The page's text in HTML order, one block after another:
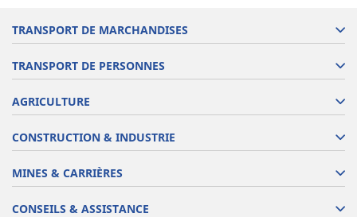
TRANSPORT DE MARCHANDISES
TRANSPORT DE PERSONNES
AGRICULTURE
CONSTRUCTION & INDUSTRIE
MINES & CARRIÈRES
CONSEILS & ASSISTANCE